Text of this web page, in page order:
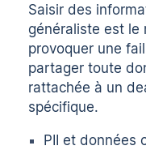
Saisir des
généraliste est le
provoquer une
partager toute
rattachée à un
spécifique.
PII et données